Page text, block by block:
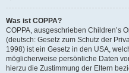
Was ist COPPA?
COPPA, ausgeschrieben Children’s
(deutsch: Gesetz zum Schutz der
1998) ist ein Gesetz in den USA,
möglicherweise persönliche Daten
hierzu die Zustimmung der Eltern